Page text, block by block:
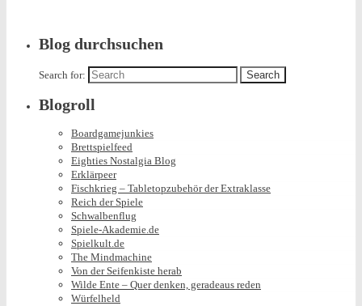
Blog durchsuchen
Search for:
Blogroll
Boardgamejunkies
Brettspielfeed
Eighties Nostalgia Blog
Erklärpeer
Fischkrieg – Tabletopzubehör der Extraklasse
Reich der Spiele
Schwalbenflug
Spiele-Akademie.de
Spielkult.de
The Mindmachine
Von der Seifenkiste herab
Wilde Ente – Quer denken, geradeaus reden
Würfelheld